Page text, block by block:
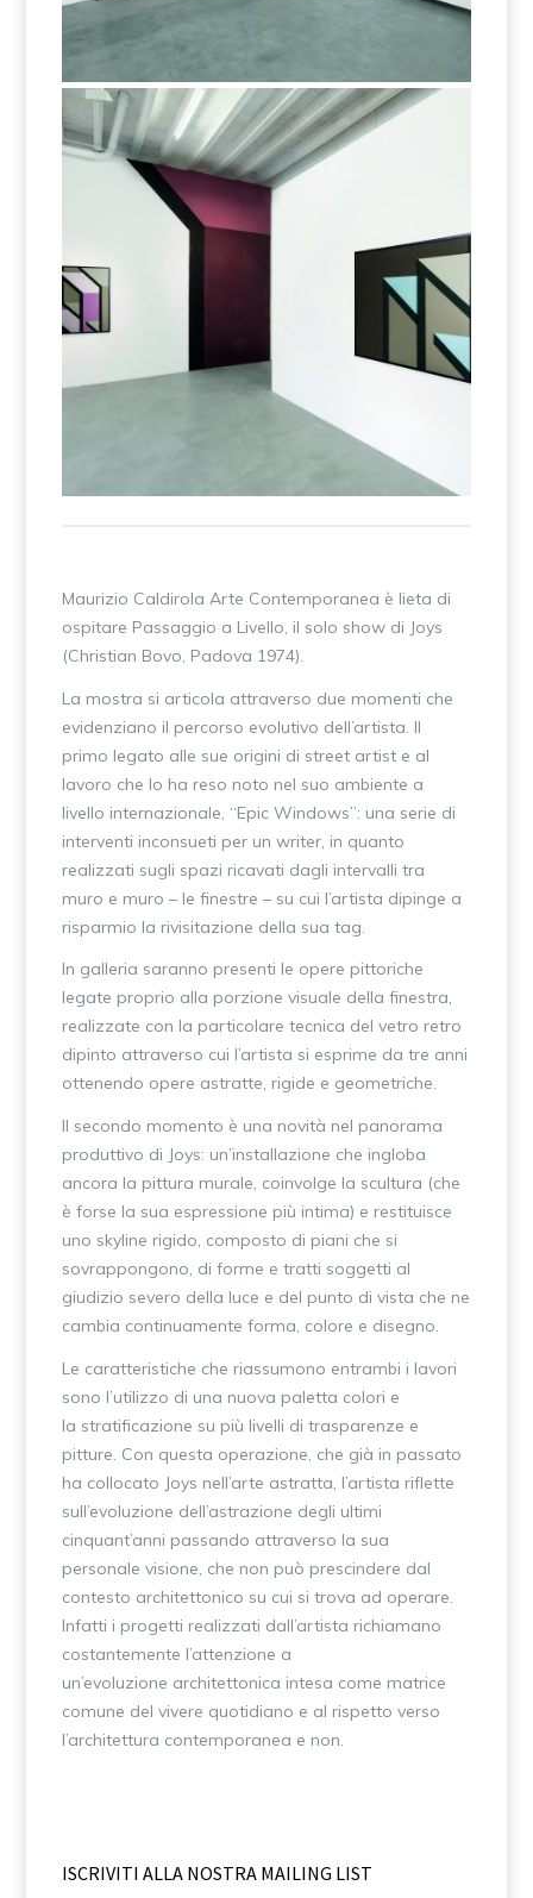
joys installation
Maurizio Caldirola Arte Contemporanea è lieta di
ospitare Passaggio a Livello, il solo show di Joys
(Christian Bovo, Padova 1974).
La mostra si articola attraverso due momenti che
evidenziano il percorso evolutivo dell’artista. Il
primo legato alle sue origini di street artist e al
lavoro che lo ha reso noto nel suo ambiente a
livello internazionale, “Epic Windows”: una serie di
interventi inconsueti per un writer, in quanto
realizzati sugli spazi ricavati dagli intervalli tra
muro e muro – le finestre – su cui l’artista dipinge a
risparmio la rivisitazione della sua tag.
In galleria saranno presenti le opere pittoriche
legate proprio alla porzione visuale della finestra,
realizzate con la particolare tecnica del vetro retro
dipinto attraverso cui l’artista si esprime da tre anni
ottenendo opere astratte, rigide e geometriche.
Il secondo momento è una novità nel panorama
produttivo di Joys: un’installazione che ingloba
ancora la pittura murale, coinvolge la scultura (che
è forse la sua espressione più intima) e restituisce
uno skyline rigido, composto di piani che si
sovrappongono, di forme e tratti soggetti al
giudizio severo della luce e del punto di vista che ne
cambia continuamente forma, colore e disegno.
Le caratteristiche che riassumono entrambi i lavori
sono l’utilizzo di una nuova paletta colori e
la stratificazione su più livelli di trasparenze e
pitture. Con questa operazione, che già in passato
ha collocato Joys nell’arte astratta, l’artista riflette
sull’evoluzione dell’astrazione degli ultimi
cinquant’anni passando attraverso la sua
personale visione, che non può prescindere dal
contesto architettonico su cui si trova ad operare.
Infatti i progetti realizzati dall’artista richiamano
costantemente l’attenzione a
un’evoluzione architettonica intesa come matrice
comune del vivere quotidiano e al rispetto verso
l’architettura contemporanea e non.
ISCRIVITI ALLA NOSTRA MAILING LIST